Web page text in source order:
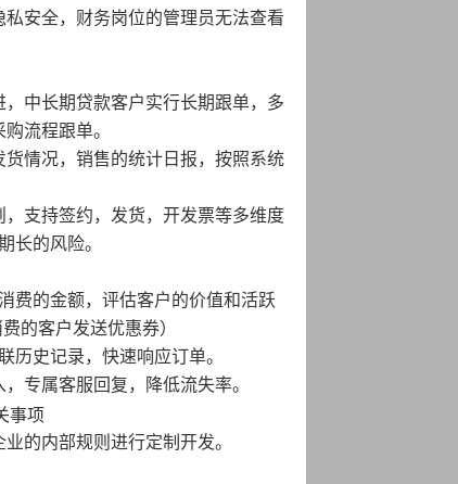
安全，财务岗位的管理员无法查看
中长期贷款客户实行长期跟单，多
流程跟单。
情况，销售的统计日报，按照系统
支持签约，发货，开发票等多维度
长的风险。
费的金额，评估客户的价值和活跃
的客户发送优惠券）
史记录，快速响应订单。
专属客服回复，降低流失率。
事项
的内部规则进行定制开发。